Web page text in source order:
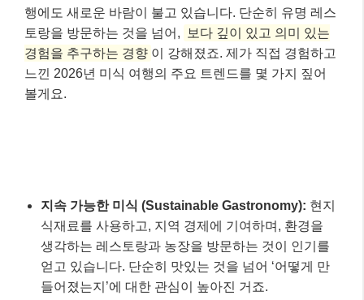
행에도 새로운 바람이 불고 있습니다. 단순히 유명 레스
토랑을 방문하는 것을 넘어,
보다 깊이 있고 의미 있는
경험을 추구하는 경향 이 강해졌죠. 제가 직접 경험하고
느낀 2026년 미식 여행의 주요 트렌드를 몇 가지 짚어
볼게요.
지속 가능한 미식 (Sustainable Gastronomy): 현지
식재료를 사용하고, 지역 경제에 기여하며, 환경을
생각하는 레스토랑과 농장을 방문하는 것이 인기를
얻고 있습니다. 단순히 맛있는 것을 넘어 ‘어떻게 만
들어졌는지’에 대한 관심이 높아진 거죠.